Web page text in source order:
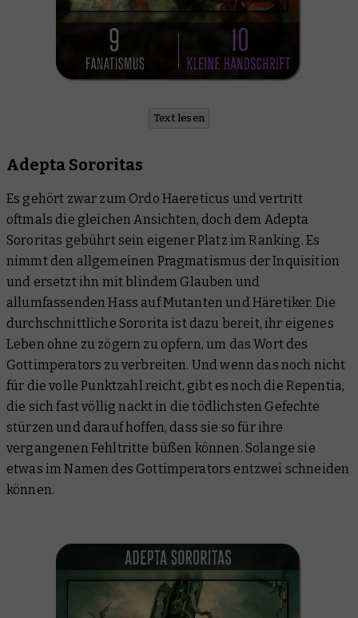
Text lesen
Adepta Sororitas
Es gehört zwar zum Ordo Haereticus und vertritt
oftmals die gleichen Ansichten, doch dem Adepta
Sororitas gebührt sein eigener Platz im Ranking. Es
nimmt den allgemeinen Pragmatismus der Inquisition
und ersetzt ihn mit blindem Glauben und
allumfassenden Hass auf Mutanten und Häretiker. Die
durchschnittliche Sororita ist dazu bereit, ihr eigenes
Leben ohne zu zögern zu opfern, um das Wort des
Gottimperators zu verbreiten. Und wenn das noch nicht
für die volle Punktzahl reicht, gibt es noch die Repentia,
die sich fast völlig nackt in die tödlichsten Gefechte
stürzen und darauf hoffen, dass sie so für ihre
vergangenen Fehltritte büßen können. Solange sie
etwas im Namen des Gottimperators entzwei schneiden
können.